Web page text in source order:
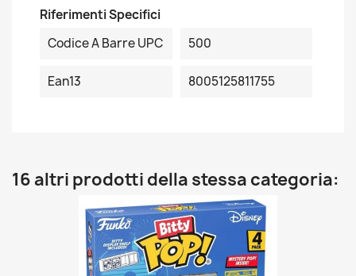
Riferimenti Specifici
Codice A Barre UPC
500
Ean13 8005125811755
16 altri prodotti della stessa categoria: